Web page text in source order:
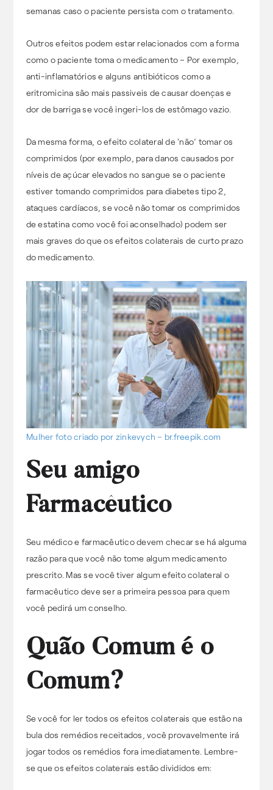
semanas caso o paciente persista com o tratamento.
Outros efeitos podem estar relacionados com a forma
como o paciente toma o medicamento – Por exemplo,
anti-inflamatórios e alguns antibióticos como a
eritromicina são mais passiveis de causar doenças e
dor de barriga se você ingeri-los de estômago vazio.
Da mesma forma, o efeito colateral de ‘não’ tomar os
comprimidos (por exemplo, para danos causados por
níveis de açúcar elevados no sangue se o paciente
estiver tomando comprimidos para diabetes tipo 2,
ataques cardíacos, se você não tomar os comprimidos
de estatina como você foi aconselhado) podem ser
mais graves do que os efeitos colaterais de curto prazo
do medicamento.
Mulher foto criado por zinkevych – br.freepik.com
Seu amigo
Farmacêutico
Seu médico e farmacêutico devem checar se há alguma
razão para que você não tome algum medicamento
prescrito. Mas se você tiver algum efeito colateral o
farmacêutico deve ser a primeira pessoa para quem
você pedirá um conselho.
Quão Comum é o
Comum?
Se você for ler todos os efeitos colaterais que estão na
bula dos remédios receitados, você provavelmente irá
jogar todos os remédios fora imediatamente. Lembre-
se que os efeitos colaterais estão divididos em: